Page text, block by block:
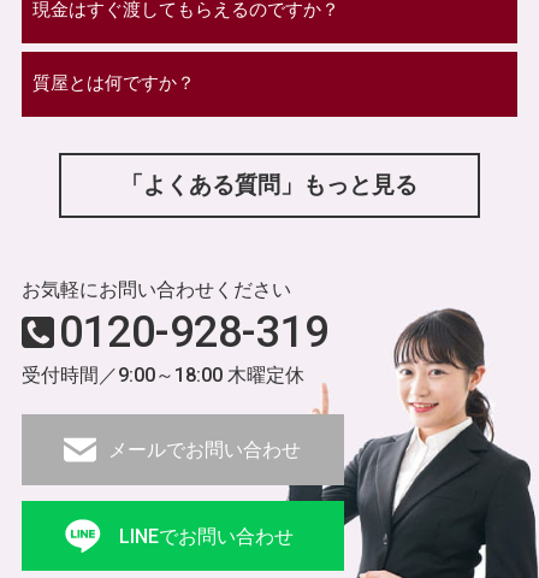
現金はすぐ渡してもらえるのですか？
質屋とは何ですか？
「よくある質問」もっと見る
お気軽にお問い合わせください
0120-928-319
受付時間／9:00～18:00 木曜定休
メールでお問い合わせ
LINEでお問い合わせ